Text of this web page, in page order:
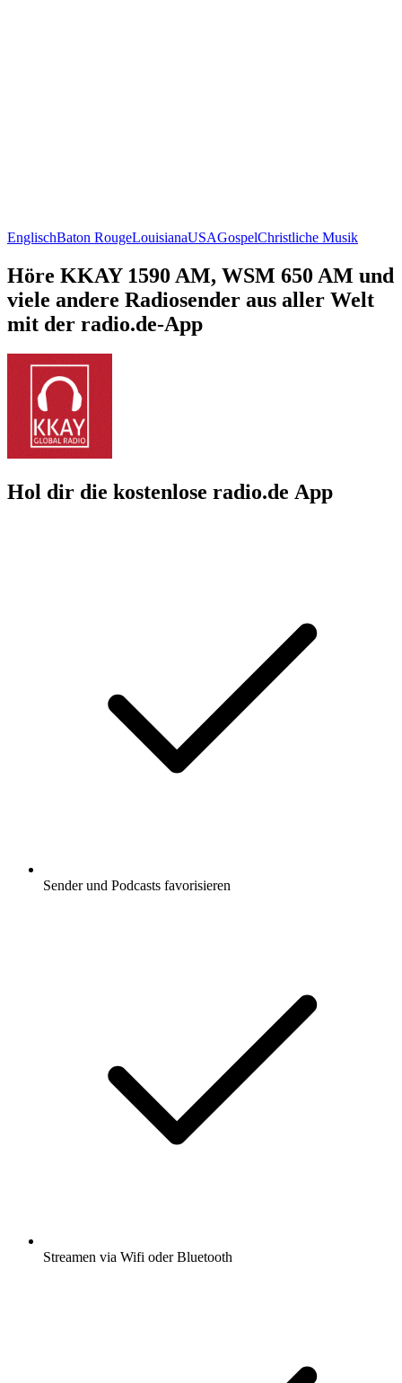
EnglischBaton RougeLouisianaUSAGospelChristliche Musik
Höre KKAY 1590 AM, WSM 650 AM und
viele andere Radiosender aus aller Welt
mit der radio.de-App
Hol dir die kostenlose radio.de App
Sender und Podcasts favorisieren
Streamen via Wifi oder Bluetooth